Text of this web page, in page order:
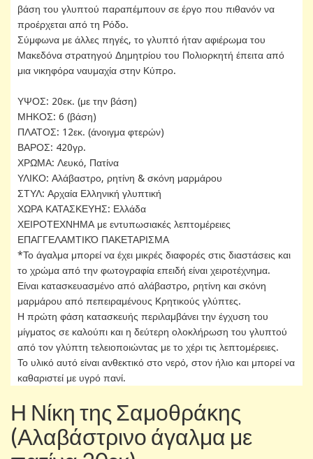
βάση του γλυπτού παραπέμπουν σε έργο που πιθανόν να
προέρχεται από τη Ρόδο.
Σύμφωνα με άλλες πηγές, το γλυπτό ήταν αφιέρωμα του
Μακεδόνα στρατηγού Δημητρίου του Πολιορκητή έπειτα από
μια νικηφόρα ναυμαχία στην Κύπρο.
ΥΨΟΣ: 20εκ. (με την βάση)
ΜΗΚΟΣ: 6 (βάση)
ΠΛΑΤΟΣ: 12εκ. (άνοιγμα φτερών)
ΒΑΡΟΣ: 420γρ.
ΧΡΩΜΑ: Λευκό, Πατίνα
ΥΛΙΚΟ: Αλάβαστρο, ρητίνη & σκόνη μαρμάρου
ΣΤΥΛ: Αρχαία Ελληνική γλυπτική
ΧΩΡΑ ΚΑΤΑΣΚΕΥΗΣ: Ελλάδα
ΧΕΙΡΟΤΕΧΝΗΜΑ με εντυπωσιακές λεπτομέρειες
ΕΠΑΓΓΕΛΑΜΤΙΚΌ ΠΑΚΕΤΑΡΙΣΜΑ
*Το άγαλμα μπορεί να έχει μικρές διαφορές στις διαστάσεις και
το χρώμα από την φωτογραφία επειδή είναι χειροτέχνημα.
Είναι κατασκευασμένο από αλάβαστρο, ρητίνη και σκόνη
μαρμάρου από πεπειραμένους Κρητικούς γλύπτες.
Η πρώτη φάση κατασκευής περιλαμβάνει την έγχυση του
μίγματος σε καλούπι και η δεύτερη ολοκλήρωση του γλυπτού
από τον γλύπτη τελειοποιώντας με το χέρι τις λεπτομέρειες.
Το υλικό αυτό είναι ανθεκτικό στο νερό, στον ήλιο και μπορεί να
καθαριστεί με υγρό πανί.
Η Νίκη της Σαμοθράκης
(Αλαβάστρινο άγαλμα με